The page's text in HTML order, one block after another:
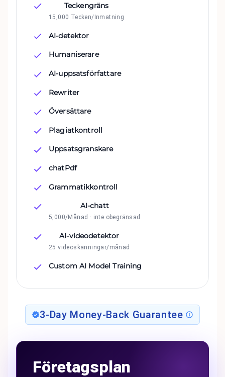
Teckengräns
15,000 Tecken/Inmatning
AI-detektor
Humaniserare
AI-uppsatsförfattare
Rewriter
Översättare
Plagiatkontroll
Uppsatsgranskare
chatPdf
Grammatikkontroll
AI-chatt
5,000/Månad · inte obegränsad
AI-videodetektor
25 videoskanningar/månad
Custom AI Model Training
3-Day Money-Back Guarantee
Företagsplan